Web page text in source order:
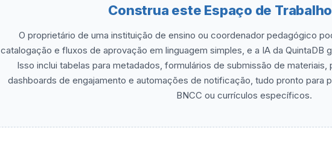
Construa este Espaço de
O proprietário de uma instituição de ensino ou coordenador pedagógico
catalogação e fluxos de aprovação em linguagem simples, e a IA da QuintaDB
Isso inclui tabelas para metadados, formulários de submissão de
dashboards de engajamento e automações de notificação, tudo pronto para
BNCC ou currículos específicos.